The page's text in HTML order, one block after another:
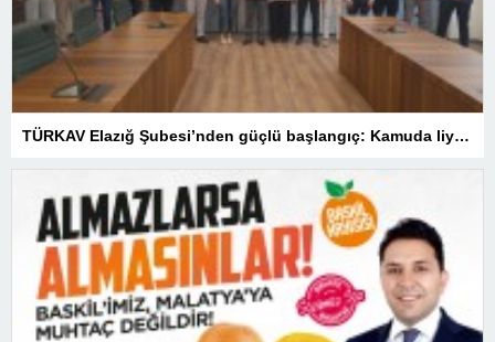
TÜRKAV Elazığ Şubesi’nden güçlü başlangıç: Kamuda liyakatin en gür sesi olacağız